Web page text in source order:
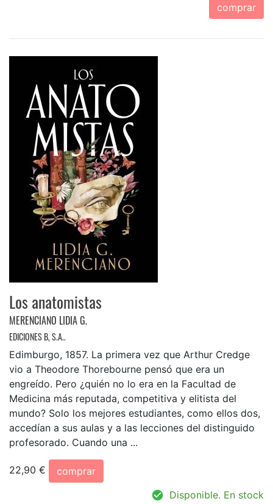
comprar
Los anatomistas
MERENCIANO LIDIA G.
EDICIONES B, S.A..
Edimburgo, 1857. La primera vez que Arthur Credge
vio a Theodore Thorebourne pensó que era un
engreído. Pero ¿quién no lo era en la Facultad de
Medicina más reputada, competitiva y elitista del
mundo? Solo los mejores estudiantes, como ellos dos,
accedían a sus aulas y a las lecciones del distinguido
profesorado. Cuando una ...
22,90 €
comprar
Disponible. En stock